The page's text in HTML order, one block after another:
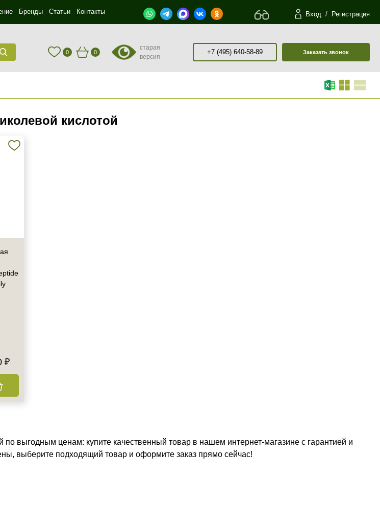
Бренды Статьи Контакты Вход / Регистрация
0 0
старая
версия
+7 (495) 640-58-89 Заказать звонок
кислотой
₽
по выгодным ценам: купите качественный товар в нашем интернет-магазине с гарантией и
выберите подходящий товар и оформите заказ прямо сейчас!